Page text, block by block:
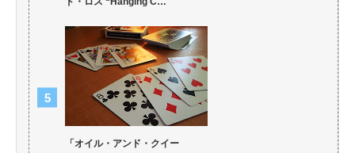
「オイル・アンド・クイー